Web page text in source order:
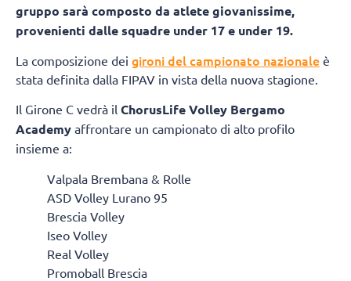
gruppo sarà composto da atlete giovanissime,
provenienti dalle squadre under 17 e under 19.
La composizione dei gironi del campionato nazionale è
stata definita dalla FIPAV in vista della nuova stagione.
Il Girone C vedrà il ChorusLife Volley Bergamo
Academy affrontare un campionato di alto profilo
insieme a:
Valpala Brembana & Rolle
ASD Volley Lurano 95
Brescia Volley
Iseo Volley
Real Volley
Promoball Brescia